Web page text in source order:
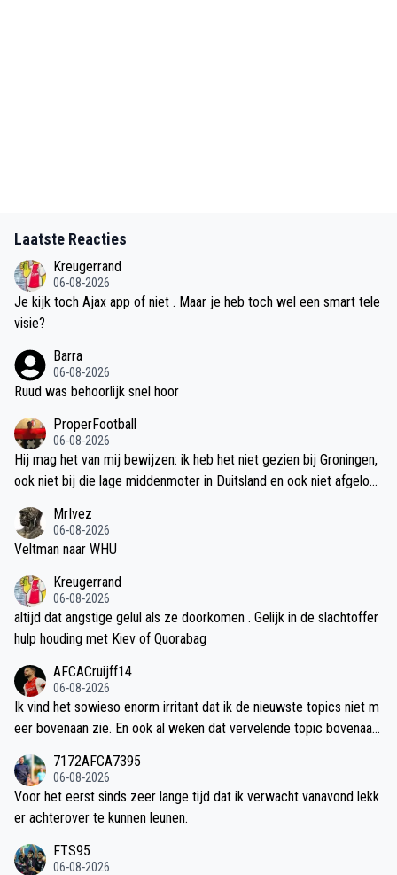
Laatste Reacties
Kreugerrand
06-08-2026
Je kijk toch Ajax app of niet . Maar je heb toch wel een smart tele
visie?
Barra
06-08-2026
Ruud was behoorlijk snel hoor
ProperFootball
06-08-2026
Hij mag het van mij bewijzen: ik heb het niet gezien bij Groningen,
ook niet bij die lage middenmoter in Duitsland en ook niet afgelop
peeld heeft en wat ie vorig jaar heeft laten zien nog geen aanleidin
g om hoge verwachtingen te hebben.
MrIvez
06-08-2026
Veltman naar WHU
Kreugerrand
06-08-2026
altijd dat angstige gelul als ze doorkomen . Gelijk in de slachtoffer
hulp houding met Kiev of Quorabag
AFCACruijff14
06-08-2026
Ik vind het sowieso enorm irritant dat ik de nieuwste topics niet m
eer bovenaan zie. En ook al weken dat vervelende topic bovenaan
7172AFCA7395
06-08-2026
Voor het eerst sinds zeer lange tijd dat ik verwacht vanavond lekk
er achterover te kunnen leunen.
FTS95
06-08-2026